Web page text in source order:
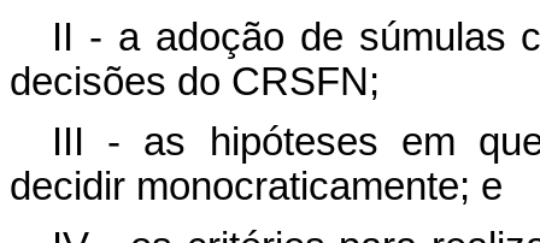
II - a adoção de súmulas
decisões do CRSFN;
III - as hipóteses em
decidir monocraticamente; e